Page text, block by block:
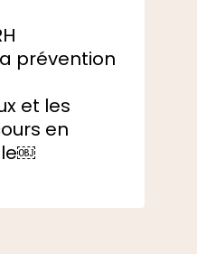
prévention
et les
en